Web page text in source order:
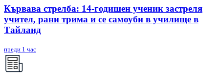
Кървава стрелба: 14-годишен ученик застреля
учител, рани трима и се самоуби в училище в
Тайланд
преди 1 час